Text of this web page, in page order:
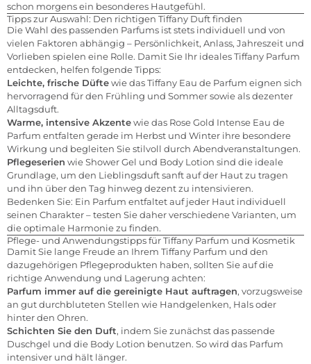
schon morgens ein besonderes Hautgefühl.
Tipps zur Auswahl: Den richtigen Tiffany Duft finden
Die Wahl des passenden Parfums ist stets individuell und von
vielen Faktoren abhängig – Persönlichkeit, Anlass, Jahreszeit und
Vorlieben spielen eine Rolle. Damit Sie Ihr ideales Tiffany Parfum
entdecken, helfen folgende Tipps:
Leichte, frische Düftewie das Tiffany Eau de Parfum eignen sich
hervorragend für den Frühling und Sommer sowie als dezenter
Alltagsduft.
Warme, intensive Akzentewie das Rose Gold Intense Eau de
Parfum entfalten gerade im Herbst und Winter ihre besondere
Wirkung und begleiten Sie stilvoll durch Abendveranstaltungen.
Pflegeserien wie Shower Gel und Body Lotion sind die ideale
Grundlage, um den Lieblingsduft sanft auf der Haut zu tragen
und ihn über den Tag hinweg dezent zu intensivieren.
Bedenken Sie: Ein Parfum entfaltet auf jeder Haut individuell
seinen Charakter – testen Sie daher verschiedene Varianten, um
die optimale Harmonie zu finden.
Pflege- und Anwendungstipps für Tiffany Parfum und Kosmetik
Damit Sie lange Freude an Ihrem Tiffany Parfum und den
dazugehörigen Pflegeprodukten haben, sollten Sie auf die
richtige Anwendung und Lagerung achten:
Parfum immer auf die gereinigte Haut auftragen, vorzugsweise
an gut durchbluteten Stellen wie Handgelenken, Hals oder
hinter den Ohren.
Schichten Sie den Duft, indem Sie zunächst das passende
Duschgel und die Body Lotion benutzen. So wird das Parfum
intensiver und hält länger.